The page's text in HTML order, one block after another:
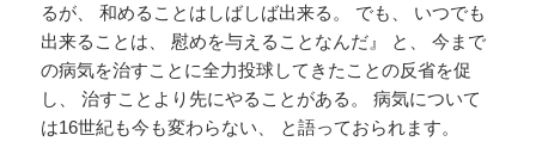
るが、 和めることはしばしば出来る。 でも、 いつでも
出来ることは、 慰めを与えることなんだ』 と、 今まで
の病気を治すことに全力投球してきたことの反省を促
し、 治すことより先にやることがある。 病気について
は16世紀も今も変わらない、 と語っておられます。